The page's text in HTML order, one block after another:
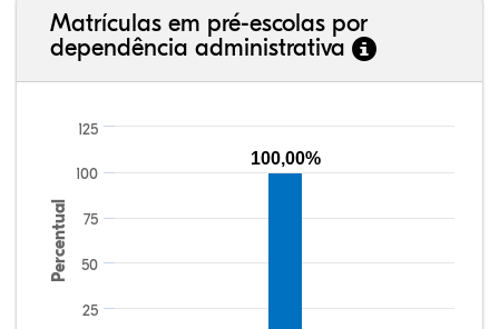
Matrículas em pré-escolas por
dependência administrativa
Percentual
25
50
75
100
125
100,00%